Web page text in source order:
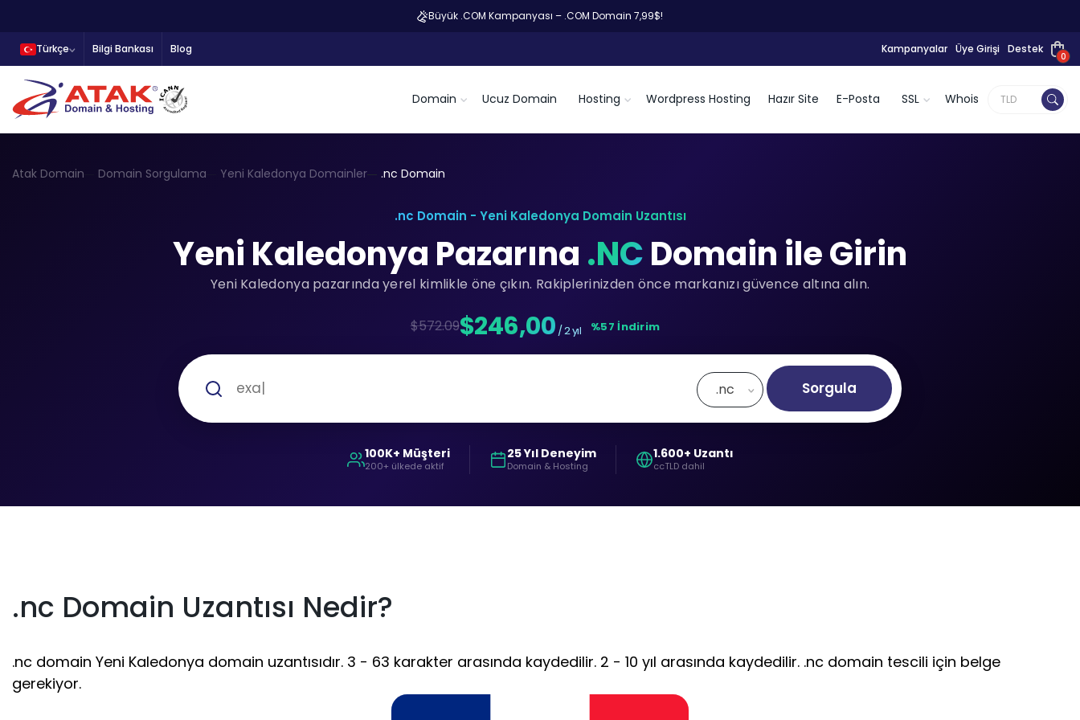
Büyük .COM Kampanyası – .COM Domain 7,99$!
Türkçe Bilgi Bankası Blog Kampanyalar Üye Girişi Destek
0
Domain Ucuz Domain Hosting Wordpress Hosting Hazır Site E-Posta SSL Whois
Atak Domain Domain Sorgulama Yeni Kaledonya Domainler .nc Domain
.nc Domain - Yeni Kaledonya Domain Uzantısı
Yeni Kaledonya Pazarına .NCDomain ile Girin
Yeni Kaledonya pazarında yerel kimlikle öne çıkın. Rakiplerinizden önce markanızı güvence altına alın.
$572.09$246,00 / 2 yıl %57 İndirim
.nc Sorgula
100K+ Müşteri
200+ ülkede aktif
25 Yıl Deneyim
Domain & Hosting
1.600+ Uzantı
ccTLD dahil
.nc Domain Uzantısı Nedir?
.nc domain Yeni Kaledonya domain uzantısıdır. 3 - 63 karakter arasında kaydedilir. 2 - 10 yıl arasında kaydedilir. .nc domain tescili için belge
gerekiyor.